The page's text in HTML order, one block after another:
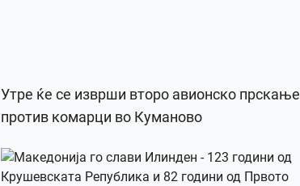
Утре ќе се изврши второ авионско прскање
против комарци во Куманово